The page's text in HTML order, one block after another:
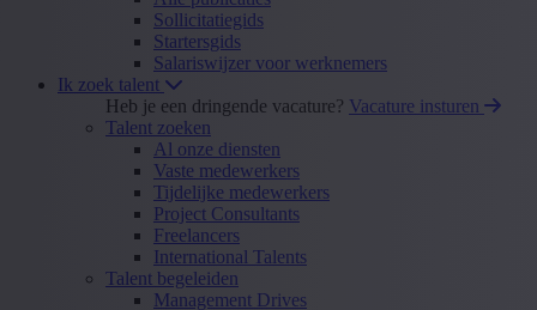
Sollicitatiegids
Startersgids
Salariswijzer voor werknemers
Ik zoek talent
Heb je een dringende vacature? Vacature insturen
Talent zoeken
Al onze diensten
Vaste medewerkers
Tijdelijke medewerkers
Project Consultants
Freelancers
International Talents
Talent begeleiden
Management Drives